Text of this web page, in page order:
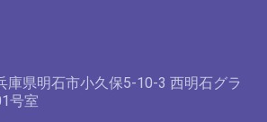
庫県明石市小久保5-10-3 西明石グラ
号室